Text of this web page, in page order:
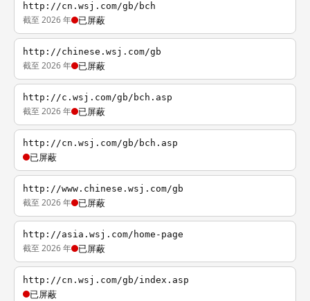
http://cn.wsj.com/gb/bch
截至 2026 年 已屏蔽
http://chinese.wsj.com/gb
截至 2026 年 已屏蔽
http://c.wsj.com/gb/bch.asp
截至 2026 年 已屏蔽
http://cn.wsj.com/gb/bch.asp
已屏蔽
http://www.chinese.wsj.com/gb
截至 2026 年 已屏蔽
http://asia.wsj.com/home-page
截至 2026 年 已屏蔽
http://cn.wsj.com/gb/index.asp
已屏蔽